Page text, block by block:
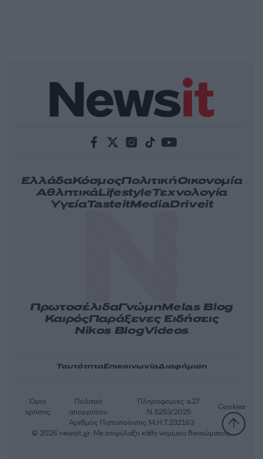
ΕλλάδαΚόσμοςΠολιτικήΟικονομία
ΑθλητικάLifestyleΤεχνολογία
ΥγείαTasteitMediaDriveit
ΠρωτοσέλιδαΓνώμηMelas Blog
ΚαιρόςΠαράξενες Ειδήσεις
Nikos BlogVideos
ΤαυτότηταΕπικοινωνίαΔιαφήμιση
Αριθμός Πιστοποίησης Μ.Η.Τ.232163
Όροι
χρήσης
Πολιτική
απορρήτου
Πληροφορίες α.27
Ν.5253/2025
Cookies
© 2026 newsit.gr. Με επιφύλαξη κάθε νομίμου δικαιώματος.